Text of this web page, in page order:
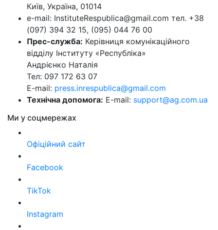
Київ, Україна, 01014
e-mail: InstituteRespublica@gmail.com тел. +38
(097) 394 32 15, (095) 044 76 00
Прес-служба: Керівниця комунікаційного
відділу Інституту «Республіка»
Андрієнко Наталія
Тел: 097 172 63 07
E-mail: press.inrespublica@gmail.com
Технічна допомога: E-mail: support@ag.com.ua
Ми у соцмережах
Офіційний сайт
Facebook
TikTok
Instagram